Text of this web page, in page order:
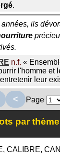
.
ils
n.f. «
l'homme et
leur
< Page
par thème
CALIBRE,